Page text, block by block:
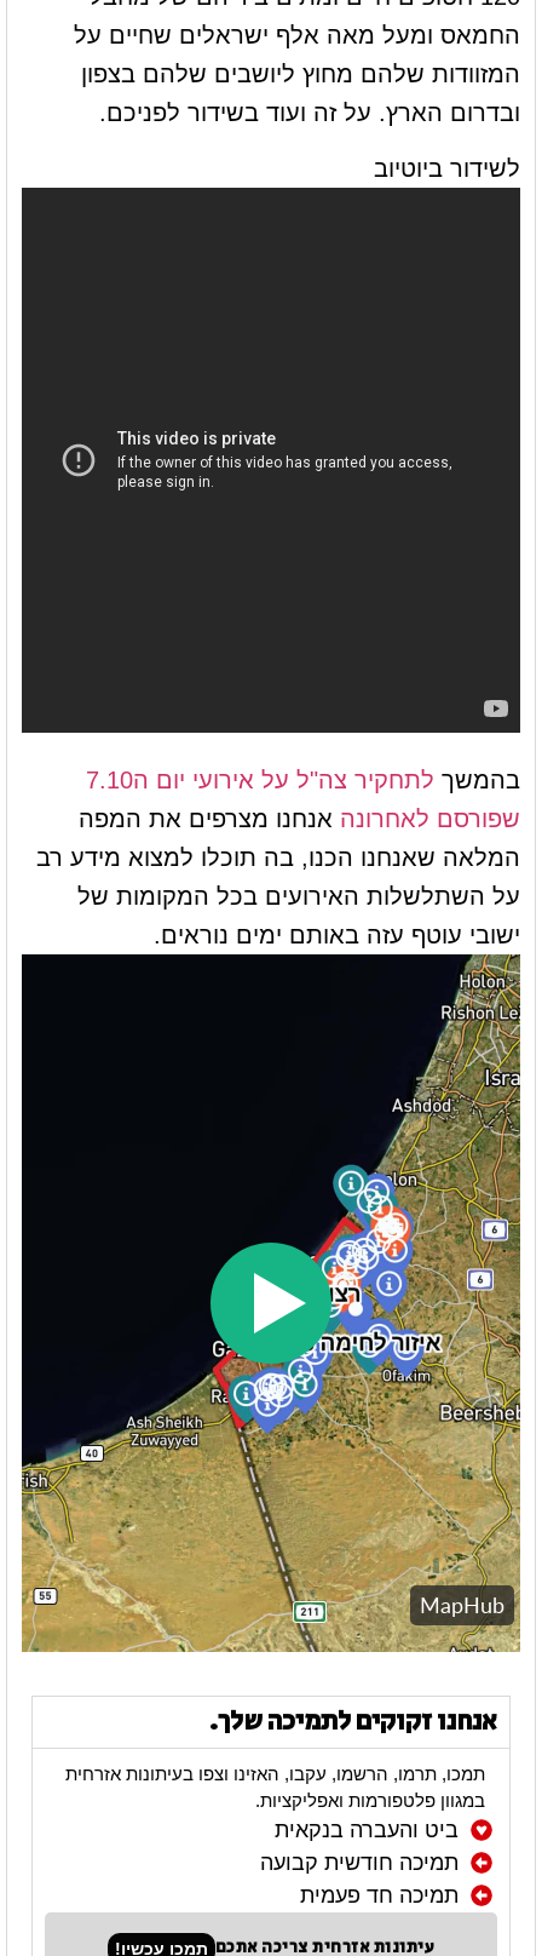
החמאס ומעל מאה אלף ישראלים שחיים על
המזוודות שלהם מחוץ ליושבים שלהם בצפון
ובדרום הארץ. על זה ועוד בשידור לפניכם.
לשידור ביוטיוב
בהמשך
לתחקיר צה"ל על אירועי יום ה7.10
שפורסם לאחרונה אנחנו מצרפים את המפה
המלאה שאנחנו הכנו, בה תוכלו למצוא מידע רב
על השתלשלות האירועים בכל המקומות של
ישובי עוטף עזה באותם ימים נוראים.
אנחנו זקוקים לתמיכה שלך.
תמכו, תרמו, הרשמו, עקבו, האזינו וצפו בעיתונות אזרחית
במגוון פלטפורמות ואפליקציות.
ביט והעברה בנקאית
תמיכה חודשית קבועה
תמיכה חד פעמית
עיתונות אזרחית צריכה אתכם תמכו עכשיו!